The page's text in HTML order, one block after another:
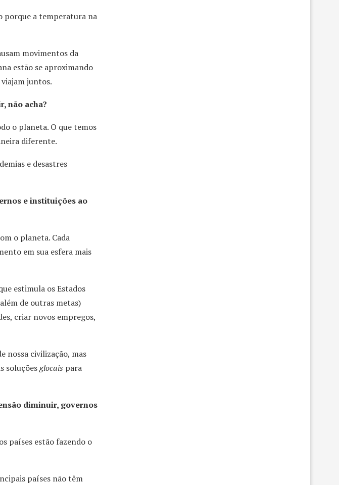
porque a temperatura na
movimentos da
estão se aproximando
juntos.
não acha?
o planeta. O que temos
diferente.
e desastres
e instituições ao
o planeta. Cada
em sua esfera mais
estimula os Estados
de outras metas)
criar novos empregos,
nossa civilização, mas
soluçõesglocais para
diminuir, governos
países estão fazendo o
países não têm